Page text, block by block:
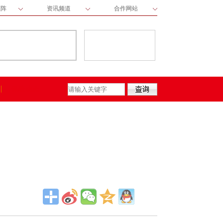
资讯频道 合作网站